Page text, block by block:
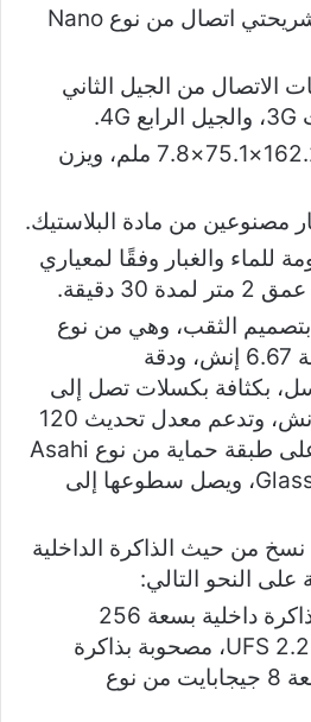
يستوعب الهاتف شريحتي اتصال من نوع Nano
الاتصال من الجيل الثاني
أبعاد الهاتف هي 162.2×75.1×7.8 ملم، ويزن
مصنوعين من مادة البلاستيك.
للماء والغبار وفقًا لمعياري
الثقب، وهي من نوع
AMOLED بمساحة 6.67 إنش، ودقة
بكسل، بكثافة بكسلات تصل إلى
395 بكسل لكل إنش، وتدعم معدل تحديث 120
هرتز. كما تحتوي على طبقة حماية من نوع Asahi
Glass AGC DT-Star2، ويصل سطوعها إلى
نسخ من حيث الذاكرة الداخلية
على النحو التالي:
– النسخة الأولى: ذاكرة داخلية بسعة 256
جيجابايت من نوع UFS 2.2، مصحوبة بذاكرة
عشوائية (رام) بسعة 8 جيجابايت من نوع